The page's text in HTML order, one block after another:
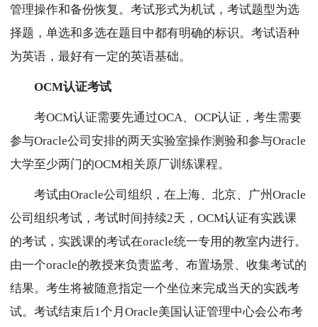
管理操作和备份恢复。考试形式为机试，考试题型为选
择题，单选和多选在题目中都有明确的标识。考试语种
为英语，最好有一定的英语基础。
OCM认证考试
考OCM认证需要先通过OCA、OCP认证，考生需要
参与Oracle公司安排的两天实验室操作测验和参与Oracle
大学至少两门的OCM相关原厂训练课程。
考试由Oracle公司组织，在上海、北京、广州Oracle
公司组织考试，考试时间持续2天，OCM认证有实践课
的考试，实践课的考试在oracle统一专用的教室内进行。
由一个oracle的教授来负责监考、布置场景、收集考试的
结果。考生将被随意指定一个坐位来完成当天的实践考
试。考试结束后1个月Oracle美国认证管理中心会公布考